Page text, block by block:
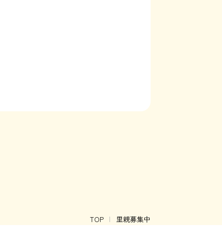
TOP 里親募集中